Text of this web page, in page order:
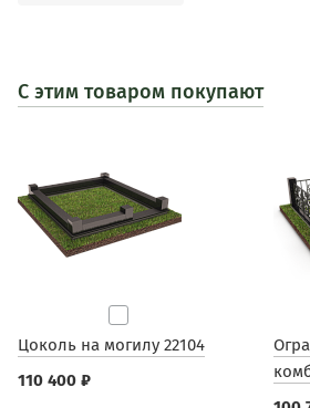
С этим товаром покупают
Цоколь на могилу 22104
110 400 ₽